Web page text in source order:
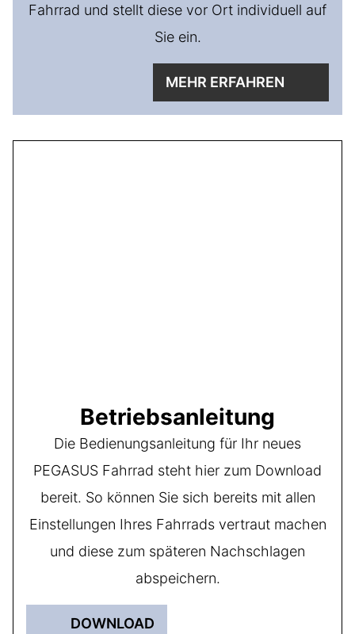
Fahrrad und stellt diese vor Ort individuell auf
Sie ein.
MEHR ERFAHREN
Betriebsanleitung
Die Bedienungsanleitung für Ihr neues
PEGASUS Fahrrad steht hier zum Download
bereit. So können Sie sich bereits mit allen
Einstellungen Ihres Fahrrads vertraut machen
und diese zum späteren Nachschlagen
abspeichern.
DOWNLOAD